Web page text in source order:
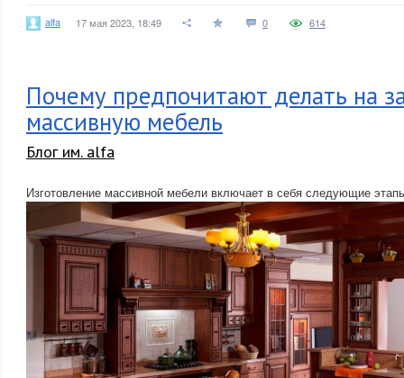
alfa 17 мая 2023, 18:49 0 614
Почему предпочитают делать на
массивную мебель
Блог им. alfa
Изготовление массивной мебели включает в себя следующие